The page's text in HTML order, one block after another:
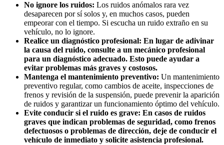
No ignore los ruidos: Los ruidos anómalos rara vez
desaparecen por sí solos y, en muchos casos, pueden
empeorar con el tiempo. Si escucha un ruido extraño en su
vehículo, no lo ignore.
Realice un diagnóstico profesional: En lugar de adivinar
la causa del ruido, consulte a un mecánico profesional
para un diagnóstico adecuado. Esto puede ayudar a
evitar problemas más graves y costosos.
Mantenga el mantenimiento preventivo: Un mantenimiento
preventivo regular, como cambios de aceite, inspecciones de
frenos y revisión de la suspensión, puede prevenir la aparición
de ruidos y garantizar un funcionamiento óptimo del vehículo.
Evite conducir si el ruido es grave: En casos de ruidos
graves que indican problemas de seguridad, como frenos
defectuosos o problemas de dirección, deje de conducir el
vehículo de inmediato y solicite asistencia profesional.